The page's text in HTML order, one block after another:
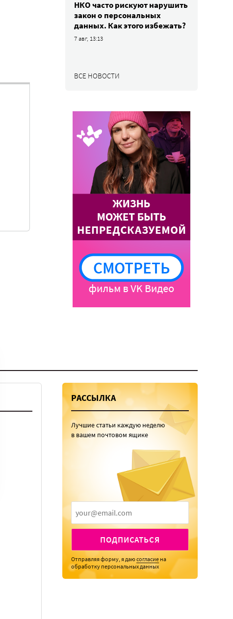
НКО часто рискуют нарушить
закон о персональных
данных. Как этого избежать?
7 авг, 13:13
ВСЕ НОВОСТИ
РАССЫЛКА
Лучшие статьи каждую неделю
в вашем почтовом ящике
ПОДПИСАТЬСЯ
Отправляя форму, я даюсогласие на
обработку персональных данных